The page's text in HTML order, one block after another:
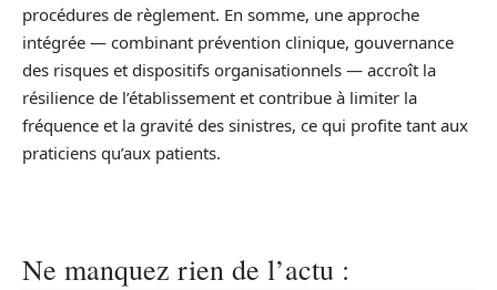
procédures de règlement. En somme, une approche
intégrée — combinant prévention clinique, gouvernance
des risques et dispositifs organisationnels — accroît la
résilience de l’établissement et contribue à limiter la
fréquence et la gravité des sinistres, ce qui profite tant aux
praticiens qu’aux patients.
Ne manquez rien de l’actu :